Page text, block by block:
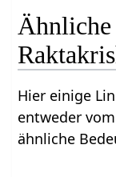
Hier einige
entweder
ähnliche